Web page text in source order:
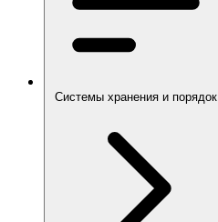
Системы хранения и порядок